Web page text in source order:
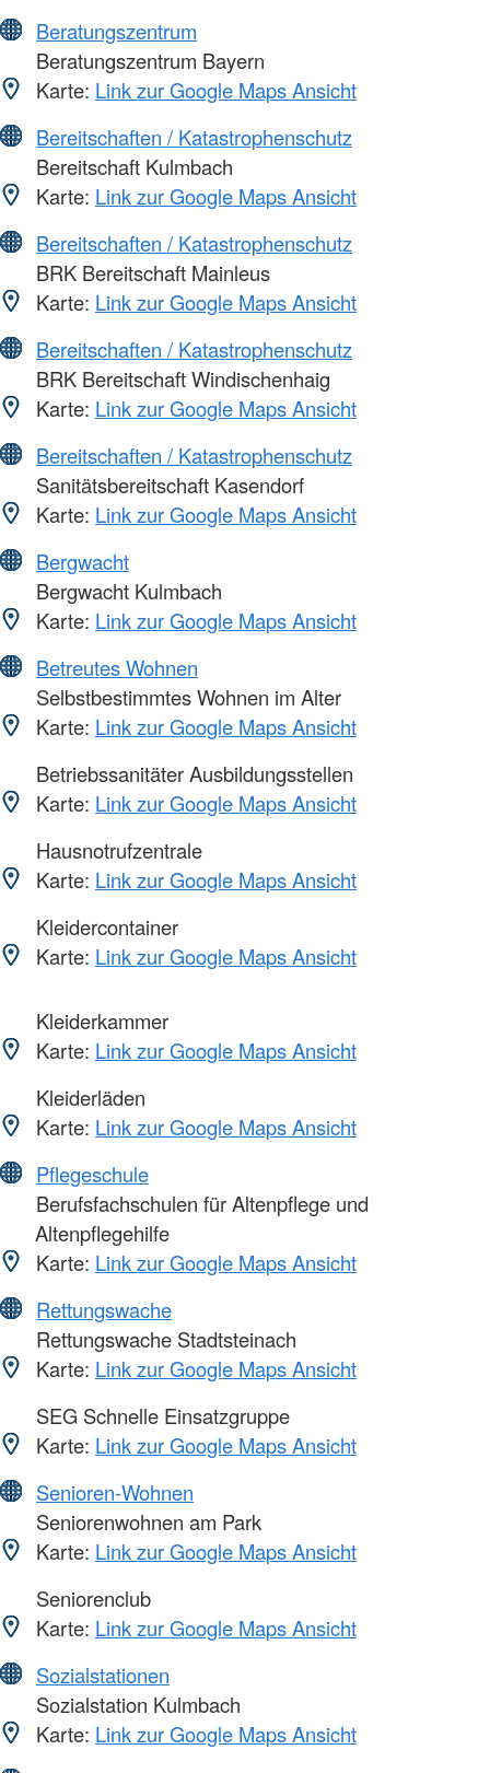
Beratungszentrum
Beratungszentrum Bayern
Karte: Link zur Google Maps Ansicht
Bereitschaften / Katastrophenschutz
Bereitschaft Kulmbach
Karte: Link zur Google Maps Ansicht
Bereitschaften / Katastrophenschutz
BRK Bereitschaft Mainleus
Karte: Link zur Google Maps Ansicht
Bereitschaften / Katastrophenschutz
BRK Bereitschaft Windischenhaig
Karte: Link zur Google Maps Ansicht
Bereitschaften / Katastrophenschutz
Sanitätsbereitschaft Kasendorf
Karte: Link zur Google Maps Ansicht
Bergwacht
Bergwacht Kulmbach
Karte: Link zur Google Maps Ansicht
Betreutes Wohnen
Selbstbestimmtes Wohnen im Alter
Karte: Link zur Google Maps Ansicht
Betriebssanitäter Ausbildungsstellen
Karte: Link zur Google Maps Ansicht
Hausnotrufzentrale
Karte: Link zur Google Maps Ansicht
Kleidercontainer
Karte: Link zur Google Maps Ansicht
Kleiderkammer
Karte: Link zur Google Maps Ansicht
Kleiderläden
Karte: Link zur Google Maps Ansicht
Pflegeschule
Berufsfachschulen für Altenpflege und
Altenpflegehilfe
Karte: Link zur Google Maps Ansicht
Rettungswache
Rettungswache Stadtsteinach
Karte: Link zur Google Maps Ansicht
SEG Schnelle Einsatzgruppe
Karte: Link zur Google Maps Ansicht
Senioren-Wohnen
Seniorenwohnen am Park
Karte: Link zur Google Maps Ansicht
Seniorenclub
Karte: Link zur Google Maps Ansicht
Sozialstationen
Sozialstation Kulmbach
Karte: Link zur Google Maps Ansicht